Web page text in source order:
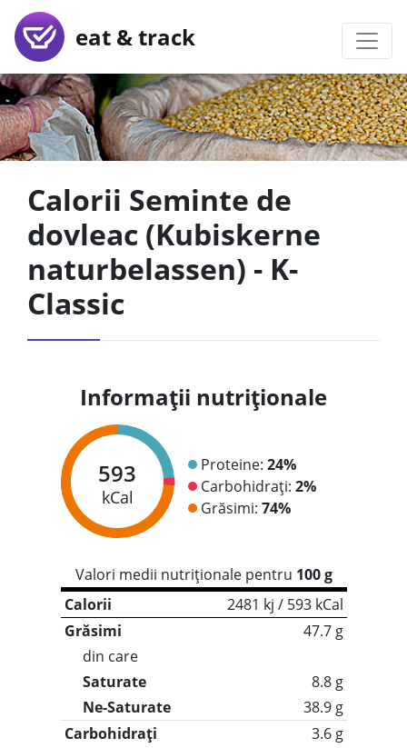
eat & track
Calorii Seminte de
dovleac (Kubiskerne
naturbelassen) - K-
Classic
Informații nutriționale
593
kCal
Proteine: 24%
Carbohidrați: 2%
Grăsimi: 74%
Valori medii nutriționale pentru 100 g
Calorii
2481 kj / 593 kCal
Grăsimi
47.7 g
din care
Saturate
8.8 g
Ne-Saturate
38.9 g
Carbohidrați
3.6 g